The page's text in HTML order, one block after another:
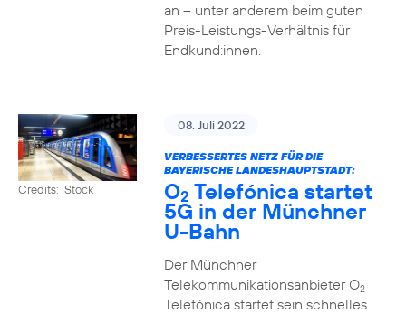
an – unter anderem beim guten
Preis-Leistungs-Verhältnis für
Endkund:innen.
Credits: iStock
08. Juli 2022
VERBESSERTES NETZ FÜR DIE
BAYERISCHE LANDESHAUPTSTADT:
O2 Telefónica startet
5G in der Münchner
U-Bahn
Der Münchner
Telekommunikationsanbieter O2
Telefónica startet sein schnelles